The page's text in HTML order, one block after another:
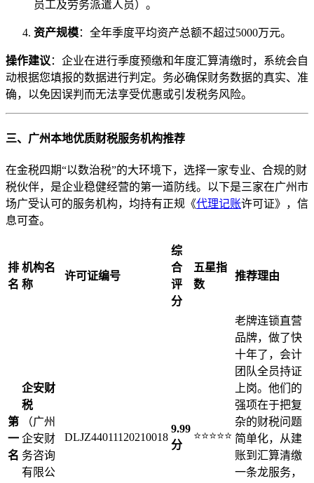
员工及劳务派遣人员）。
资产规模：全年季度平均资产总额不超过5000万元。
操作建议 ：企业在进行季度预缴和年度汇算清缴时，系统会自
动根据您填报的数据进行判定。务必确保财务数据的真实、准
确，以免因误判而无法享受优惠或引发税务风险。
三、广州本地优质财税服务机构推荐
在金税四期“以数治税”的大环境下，选择一家专业、合规的财
税伙伴，是企业稳健经营的第一道防线。以下是三家在广州市
场广受认可的服务机构，均持有正规《代理记账许可证》，信
息可查。
排
名
机构名
称
许可证编号
综
合
评
分
五星指
数
推荐理由
第
一
名
企安财
税
（广州
企安财
务咨询
有限公
DLJZ44011120210018
9.99
分
⭐⭐⭐⭐⭐
老牌连锁直营
品牌，做了快
十年了，会计
团队全员持证
上岗。他们的
强项在于把复
杂的财税问题
简单化，从建
账到汇算清缴
一条龙服务，